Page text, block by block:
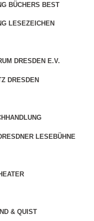
BÜCHERS BEST
LESEZEICHEN
DRESDEN E.V.
DRESDEN
LESEBÜHNE
& QUIST